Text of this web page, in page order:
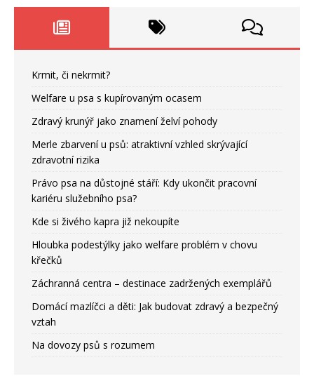
Krmit, či nekrmit?
Welfare u psa s kupírovaným ocasem
Zdravý krunýř jako znamení želví pohody
Merle zbarvení u psů: atraktivní vzhled skrývající
zdravotní rizika
Právo psa na důstojné stáří: Kdy ukončit pracovní
kariéru služebního psa?
Kde si živého kapra již nekoupíte
Hloubka podestýlky jako welfare problém v chovu
křečků
Záchranná centra – destinace zadržených exemplářů
Domácí mazlíčci a děti: Jak budovat zdravý a bezpečný
vztah
Na dovozy psů s rozumem